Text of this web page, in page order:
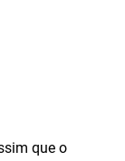
que o